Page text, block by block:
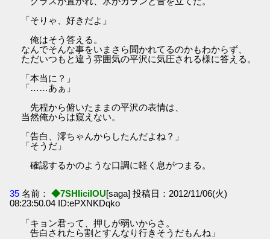
「そりゃ、好きだよ」
俺はそう答える。
なんでそんな事をいまさら聞かれてるのかもわからず、
ただいつもと違う雰囲気の平沢に気圧される様に答える。
「本当に？」
「……あぁ」
先程から俯いたままの平沢の表情は、
当然俺からは窺えない。
「告白、澪ちゃんからしたんだよね？」
「そうだ」
確認するかのような口調に軽く息がつまる。
35 名前： ◆7SHIicilOU[saga] 投稿日：2012/11/06(火)
08:23:50.04 ID:ePXNKDqko
「キョン君って、押しが弱いからさ。
告白されたら割とすんなり行きそうだもんね」